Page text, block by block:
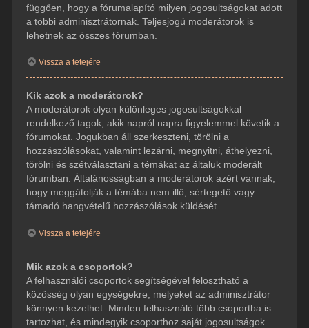
függően, hogy a fórumalapító milyen jogosultságokat adott
a többi adminisztrátornak. Teljesjogú moderátorok is
lehetnek az összes fórumban.
Vissza a tetejére
Kik azok a moderátorok?
A moderátorok olyan különleges jogosultságokkal
rendelkező tagok, akik napról napra figyelemmel követik a
fórumokat. Jogukban áll szerkeszteni, törölni a
hozzászólásokat, valamint lezárni, megnyitni, áthelyezni,
törölni és szétválasztani a témákat az általuk moderált
fórumban. Általánosságban a moderátorok azért vannak,
hogy meggátolják a témába nem illő, sértegető vagy
támadó hangvételű hozzászólások küldését.
Vissza a tetejére
Mik azok a csoportok?
A felhasználói csoportok segítségével felosztható a
közösség olyan egységekre, melyeket az adminisztrátor
könnyen kezelhet. Minden felhasználó több csoportba is
tartozhat, és mindegyik csoporthoz saját jogosultságok